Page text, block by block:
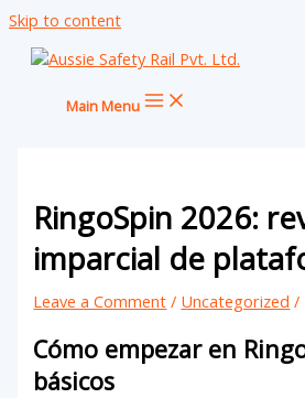
Skip to content
Main Menu
RingoSpin 2026:
imparcial de
Leave a Comment / Uncategorized /
Cómo empezar en
básicos